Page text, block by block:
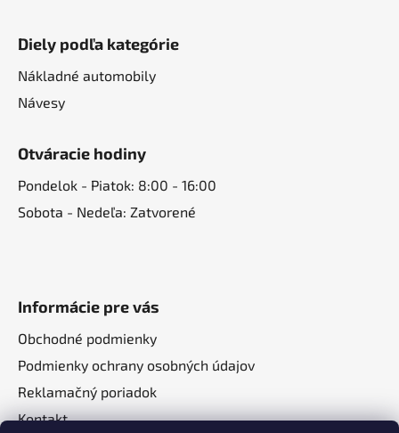
Diely podľa kategórie
Nákladné automobily
Návesy
Otváracie hodiny
Pondelok - Piatok: 8:00 - 16:00
Sobota - Nedeľa: Zatvorené
Informácie pre vás
Obchodné podmienky
Podmienky ochrany osobných údajov
Reklamačný poriadok
Kontakt